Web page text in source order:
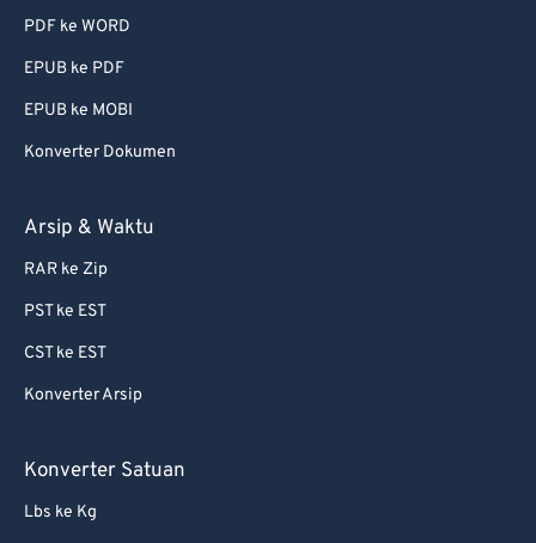
PDF ke WORD
EPUB ke PDF
EPUB ke MOBI
Konverter Dokumen
Arsip & Waktu
RAR ke Zip
PST ke EST
CST ke EST
Konverter Arsip
Konverter Satuan
Lbs ke Kg